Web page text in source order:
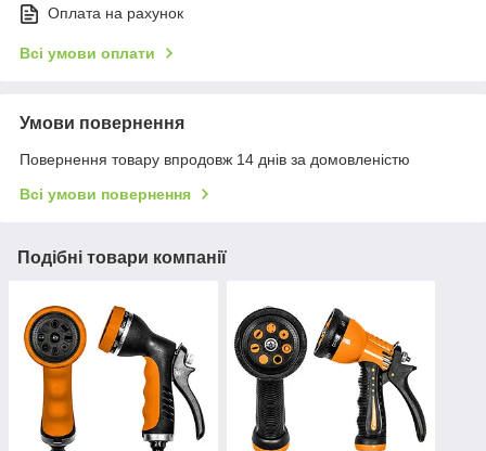
Оплата на рахунок
Всі умови оплати
Умови повернення
Повернення товару впродовж 14 днів за домовленістю
Всі умови повернення
Подібні товари компанії